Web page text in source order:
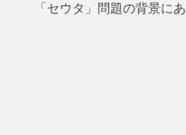
「セウタ」問題の背景に